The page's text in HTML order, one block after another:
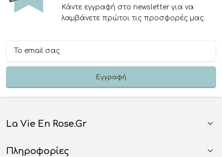
Κάντε εγγραφή στο newsletter για να
λαμβάνετε πρώτοι τις προσφορές μας.
La Vie En Rose.gr
Πληροφορίες